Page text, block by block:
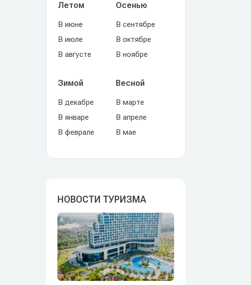
Летом
В июне
В июле
В августе
Осенью
В сентябре
В октябре
В ноябре
Зимой
В декабре
В январе
В феврале
Весной
В марте
В апреле
В мае
НОВОСТИ ТУРИЗМА